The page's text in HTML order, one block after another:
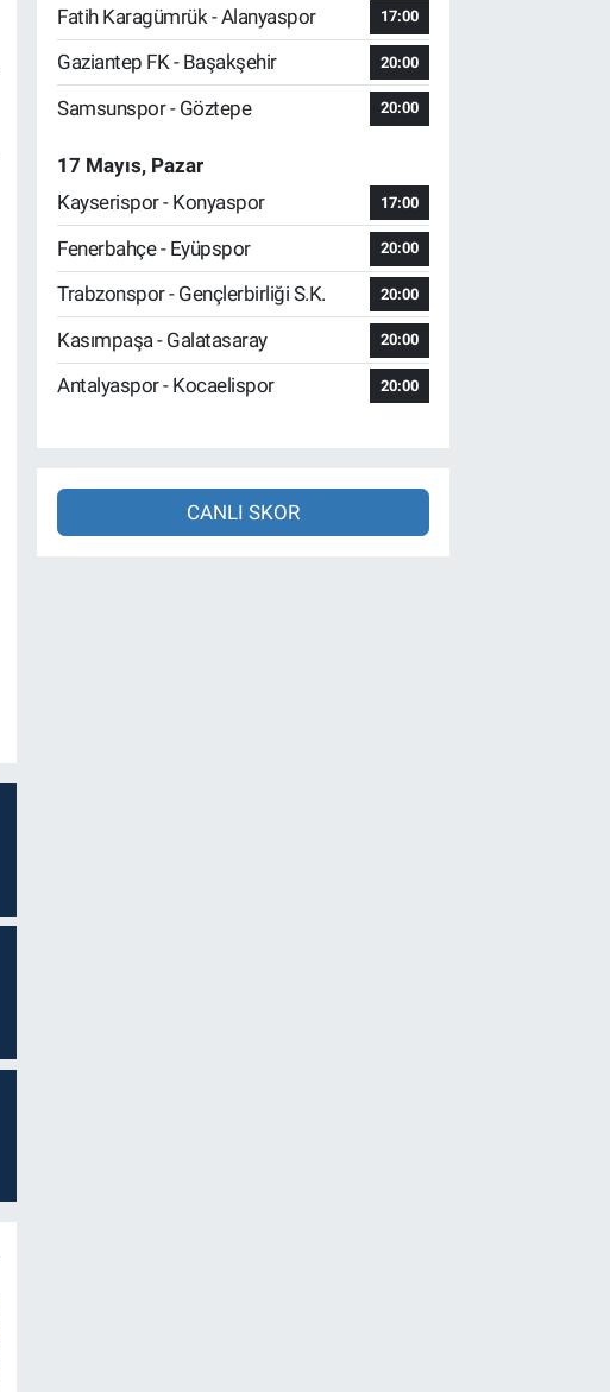
Fatih Karagümrük - Alanyaspor
17:00
Gaziantep FK - Başakşehir 20:00
Samsunspor - Göztepe 20:00
17 Mayıs, Pazar
Kayserispor - Konyaspor
17:00
Fenerbahçe - Eyüpspor 20:00
Trabzonspor - Gençlerbirliği S.K. 20:00
Kasımpaşa - Galatasaray 20:00
Antalyaspor - Kocaelispor 20:00
CANLI SKOR